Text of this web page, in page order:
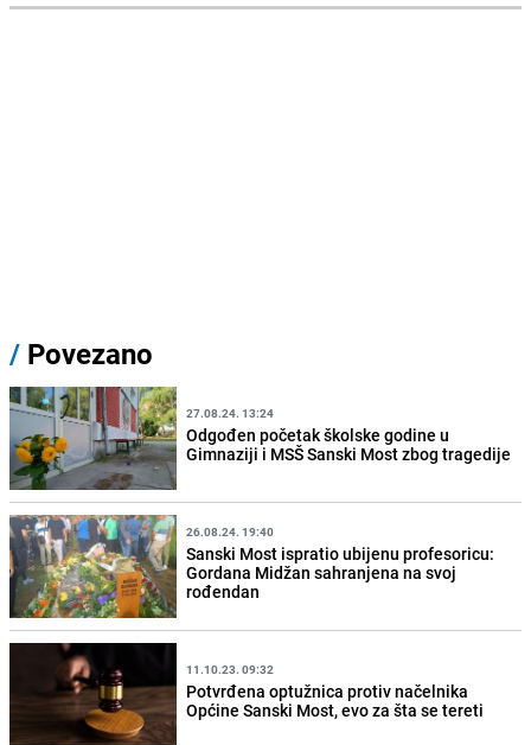
/ Povezano
27.08.24. 13:24
Odgođen početak školske godine u
Gimnaziji i MSŠ Sanski Most zbog tragedije
26.08.24. 19:40
Sanski Most ispratio ubijenu profesoricu:
Gordana Midžan sahranjena na svoj
rođendan
11.10.23. 09:32
Potvrđena optužnica protiv načelnika
Općine Sanski Most, evo za šta se tereti